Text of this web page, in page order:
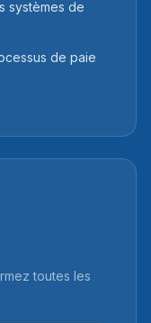
systèmes de
de paie
toutes les